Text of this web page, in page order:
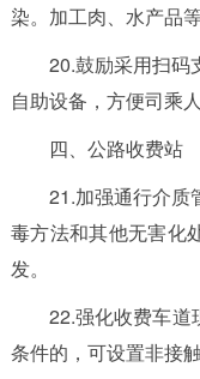
染。加工肉、水产品
20.鼓励采用扫码
自助设备，方便司乘
四、公路收费站
21.加强通行介质
毒方法和其他无害化
发。
22.强化收费车道
条件的，可设置非接